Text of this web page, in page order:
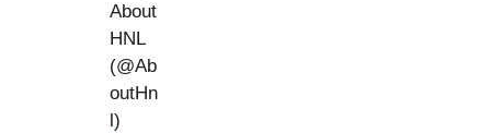
About
HNL
(@Ab
outHn
l)